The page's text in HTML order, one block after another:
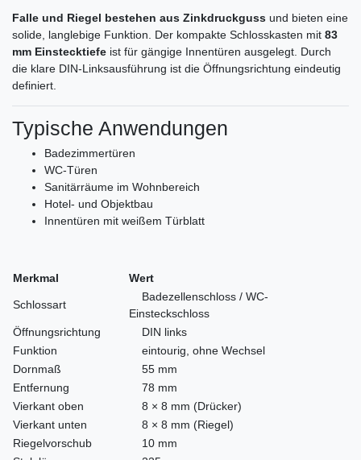
Falle und Riegel bestehen aus Zinkdruckguss und bieten eine
solide, langlebige Funktion. Der kompakte Schlosskasten mit 83
mm Einstecktiefe ist für gängige Innentüren ausgelegt. Durch
die klare DIN-Linksausführung ist die Öffnungsrichtung eindeutig
definiert.
Typische Anwendungen
Badezimmertüren
WC-Türen
Sanitärräume im Wohnbereich
Hotel- und Objektbau
Innen­türen mit weißem Türblatt
Merkmal Wert
Schlossart
Badezellenschloss / WC-
Einsteckschloss
Öffnungsrichtung
DIN links
Funktion
eintourig, ohne Wechsel
Dornmaß
55 mm
Entfernung
78 mm
Vierkant oben
8 × 8 mm (Drücker)
Vierkant unten
8 × 8 mm (Riegel)
Riegelvorschub
10 mm